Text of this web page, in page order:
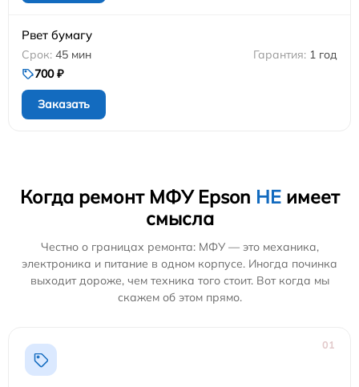
Рвет бумагу
45 мин
1 год
700 ₽
Заказать
Когда ремонт МФУ Epson НЕимеет
смысла
Честно о границах ремонта: МФУ — это механика,
электроника и питание в одном корпусе. Иногда починка
выходит дороже, чем техника того стоит. Вот когда мы
скажем об этом прямо.
01